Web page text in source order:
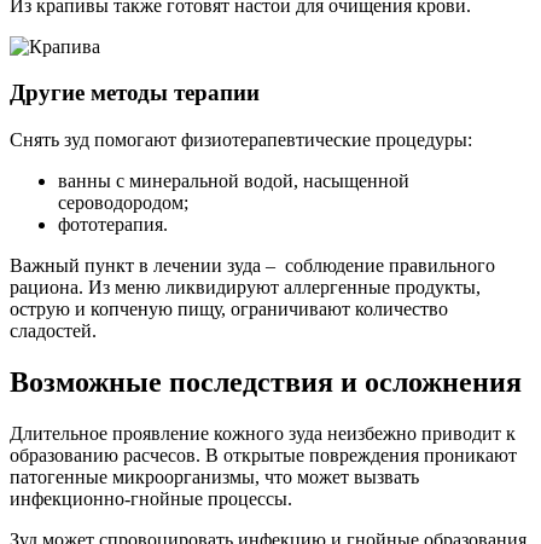
Из крапивы также готовят настои для очищения крови.
Другие методы терапии
Снять зуд помогают физиотерапевтические процедуры:
ванны с минеральной водой, насыщенной
сероводородом;
фототерапия.
Важный пункт в лечении зуда – соблюдение правильного
рациона. Из меню ликвидируют аллергенные продукты,
острую и копченую пищу, ограничивают количество
сладостей.
Возможные последствия и осложнения
Длительное проявление кожного зуда неизбежно приводит к
образованию расчесов. В открытые повреждения проникают
патогенные микроорганизмы, что может вызвать
инфекционно-гнойные процессы.
Зуд может спровоцировать инфекцию и гнойные образования